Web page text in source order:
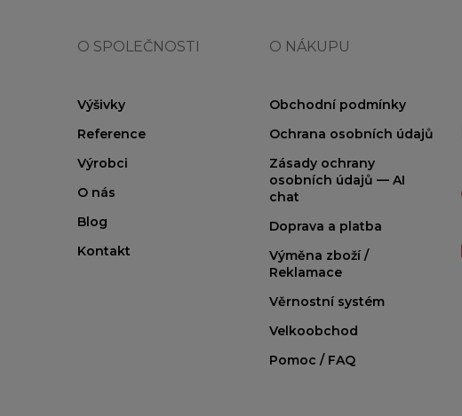
O SPOLEČNOSTI
Výšivky
Reference
Výrobci
O nás
Blog
Kontakt
O NÁKUPU
Obchodní podmínky
Ochrana osobních údajů
Zásady ochrany
osobních údajů — AI
chat
Doprava a platba
Výměna zboží /
Reklamace
Věrnostní systém
Velkoobchod
Pomoc / FAQ